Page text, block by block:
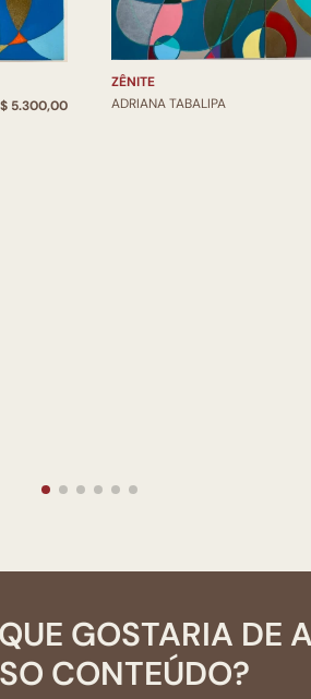
5.300,00
ZÊNITE
ADRIANA TABALIPA
GOSTARIA DE
CONTEÚDO?